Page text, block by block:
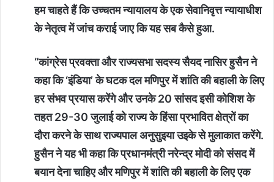
हम चाहते हैं कि उच्चतम न्यायालय के एक सेवानिवृत्त न्यायाधीश
के नेतृत्व में जांच कराई जाए कि यह सब कैसे हुआ.
“कांग्रेस प्रवक्ता और राज्यसभा सदस्य सैयद नासिर हुसैन ने
कहा कि ‘इंडिया’ के घटक दल मणिपुर में शांति की बहाली के लिए
हर संभव प्रयास करेंगे और उनके 20 सांसद इसी कोशिश के
तहत 29-30 जुलाई को राज्य के हिंसा प्रभावित क्षेत्रों का
दौरा करने के साथ राज्यपाल अनुसुइया उइके से मुलाकात करेंगे.
हुसैन ने यह भी कहा कि प्रधानमंत्री नरेन्द्र मोदी को संसद में
बयान देना चाहिए और मणिपुर में शांति की बहाली के लिए एक